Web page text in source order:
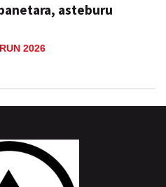
asteburu
2026